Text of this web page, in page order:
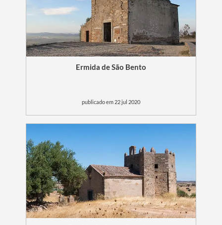
Ermida de São Bento
publicado em 22 jul 2020